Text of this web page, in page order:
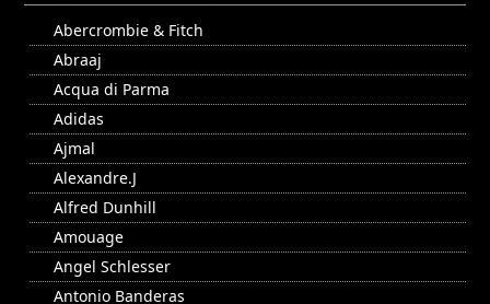
Abercrombie & Fitch
Abraaj
Acqua di Parma
Adidas
Ajmal
Alexandre.J
Alfred Dunhill
Amouage
Angel Schlesser
Antonio Banderas